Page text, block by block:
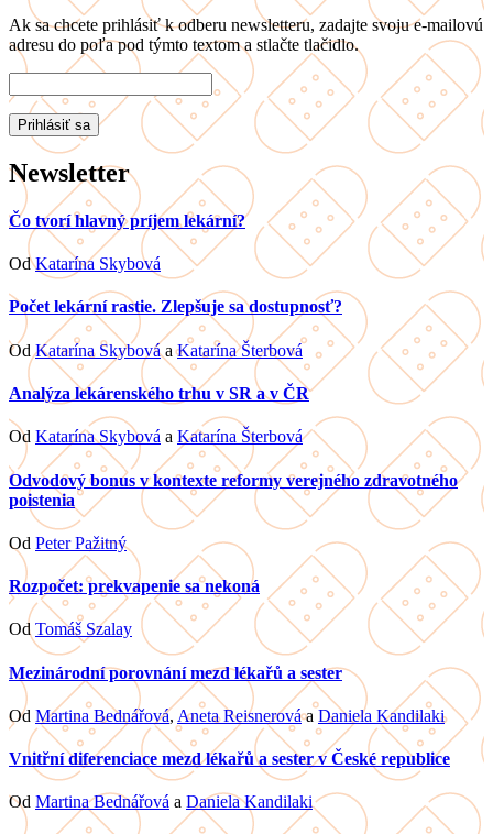
Ak sa chcete prihlásiť k odberu newsletteru, zadajte svoju e-mailovú
adresu do poľa pod týmto textom a stlačte tlačidlo.
Newsletter
Čo tvorí hlavný príjem lekární?
OdKatarína Skybová
Počet lekární rastie. Zlepšuje sa dostupnosť?
OdKatarína SkybováaKatarína Šterbová
Analýza lekárenského trhu v SR a v ČR
Od Katarína Skybová a Katarína Šterbová
Odvodový bonus v kontexte reformy verejného zdravotného
poistenia
Od Peter Pažitný
Rozpočet: prekvapenie sa nekoná
Od Tomáš Szalay
Mezinárodní porovnání mezd lékařů a sester
Od Martina Bednářová, Aneta Reisnerováa Daniela Kandilaki
Vnitřní diferenciace mezd lékařů a sester v České republice
Od Martina Bednářová a Daniela Kandilaki